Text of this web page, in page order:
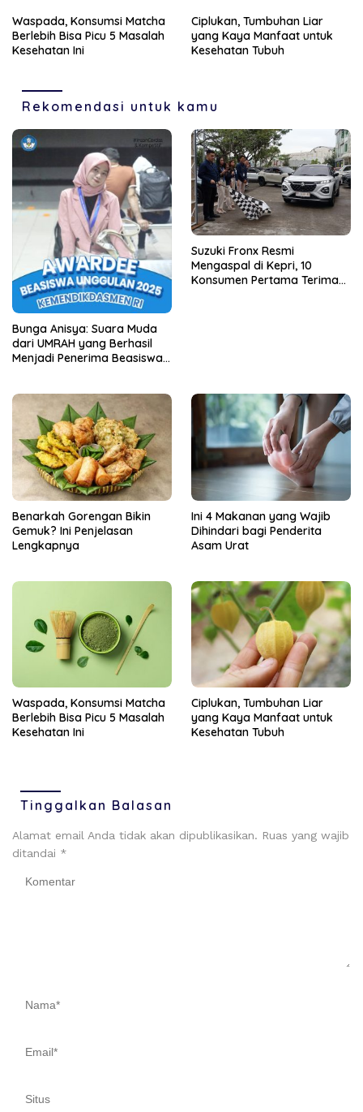
Waspada, Konsumsi Matcha
Berlebih Bisa Picu 5 Masalah
Kesehatan Ini
Ciplukan, Tumbuhan Liar
yang Kaya Manfaat untuk
Kesehatan Tubuh
Rekomendasi untuk kamu
Bunga Anisya: Suara Muda
dari UMRAH yang Berhasil
Menjadi Penerima Beasiswa
Suzuki Fronx Resmi
Mengaspal di Kepri, 10
Konsumen Pertama Terima
Benarkah Gorengan Bikin
Gemuk? Ini Penjelasan
Lengkapnya
Ini 4 Makanan yang Wajib
Dihindari bagi Penderita
Asam Urat
Waspada, Konsumsi Matcha
Berlebih Bisa Picu 5 Masalah
Kesehatan Ini
Ciplukan, Tumbuhan Liar
yang Kaya Manfaat untuk
Kesehatan Tubuh
Tinggalkan Balasan
Alamat email Anda tidak akan dipublikasikan. Ruas yang wajib
ditandai *